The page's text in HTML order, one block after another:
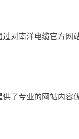
对南洋电缆官方网
了专业的网站内容